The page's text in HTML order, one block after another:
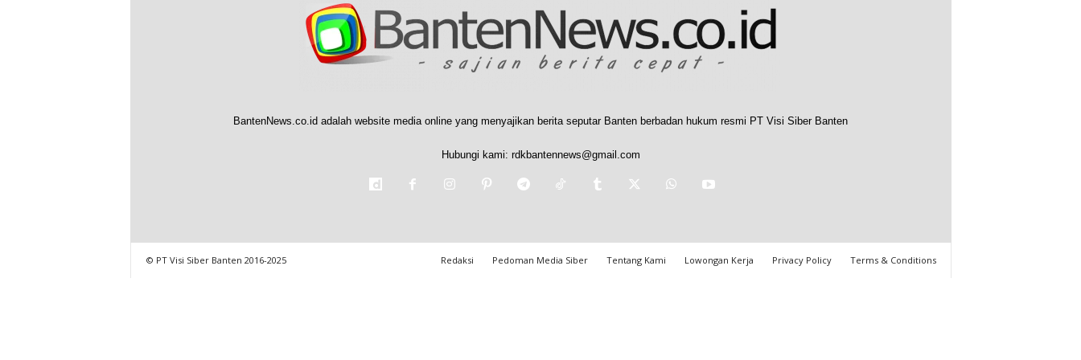
BantenNews.co.id adalah website media online yang menyajikan berita seputar Banten berbadan hukum resmi PT Visi Siber Banten
Hubungi kami: rdkbantennews@gmail.com
Redaksi Pedoman Media Siber Tentang Kami Lowongan Kerja Privacy Policy Terms & Conditions
© PT Visi Siber Banten 2016-2025